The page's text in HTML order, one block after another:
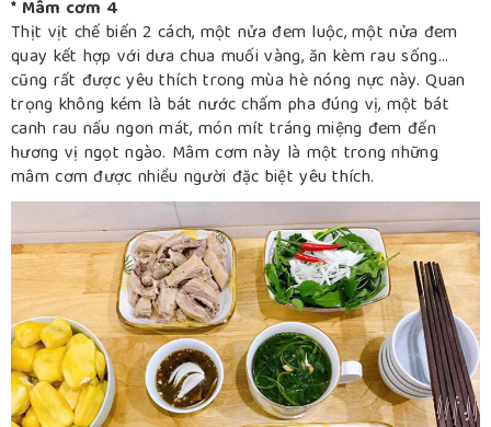
* Mâm cơm 4
Thịt vịt chế biến 2 cách, một nửa đem luộc, một nửa đem
quay kết hợp với dưa chua muối vàng, ăn kèm rau sống…
cũng rất được yêu thích trong mùa hè nóng nực này. Quan
trọng không kém là bát nước chấm pha đúng vị, một bát
canh rau nấu ngon mát, món mít tráng miệng đem đến
hương vị ngọt ngào. Mâm cơm này là một trong những
mâm cơm được nhiều người đặc biệt yêu thích.